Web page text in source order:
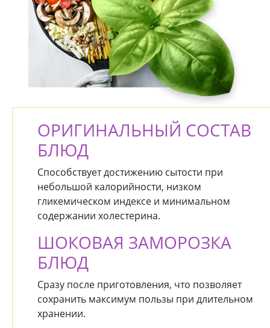
ОРИГИНАЛЬНЫЙ СОСТАВ
БЛЮД
Способствует достижению сытости при
небольшой калорийности, низком
гликемическом индексе и минимальном
содержании холестерина.
ШОКОВАЯ ЗАМОРОЗКА
БЛЮД
Сразу после приготовления, что позволяет
сохранить максимум пользы при длительном
хранении.